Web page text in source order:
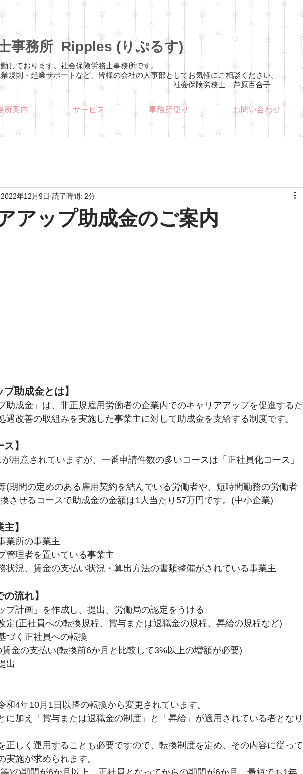
事務所 Ripples (りぷるす)
しております。社会保険労務士事務所です。
規則・起業サポートなど、皆様の会社の人事部としてお気軽にご相談ください。
険労務士 芦原百合子​
所案内 サービス 事務所便り お問い合わせ
アップ助成金のご案内
2022年12月9日 読了時間: 2分
プ助成金とは】
助成金」は、非正規雇用労働者の企業内でのキャリアアップを促進するた
遇改善の取組みを実施した事業主に対して助成金を支給する制度です。
】
用意されていますが、一番申請件数の多いコースは「正社員化コース」
(期間の定めのある雇用契約を結んでいる労働者や、短時間勤務の労働者
させるコースで助成金の金額は1人当たり57万円です。(中小企業)
】
業所の事業主
管理者を置いている事業主
況、賃金の支払い状況・算出方法の書類整備がされている事業主
の流れ】
プ計画」を作成し、提出、労働局の認定をうける
(正社員への転換規程、賞与または退職金の規程、昇給の規程など)
づく正社員への転換
金の支払い(転換前6か月と比較して3%以上の増額が必要)
出
和4年10月1日以降の転換から変更されています。
に加え「賞与または退職金の制度」と「昇給」が適用されている者となり
正しく運用することも必要ですので、転換制度を定め、その内容に従って
実施が求められます。